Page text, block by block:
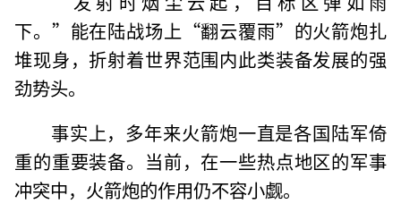
下。”能在陆战场上“翻云覆雨”的火箭炮扎
堆现身，折射着世界范围内此类装备发展的强
劲势头。
事实上，多年来火箭炮一直是各国陆军倚
重的重要装备。当前，在一些热点地区的军事
冲突中，火箭炮的作用仍不容小觑。